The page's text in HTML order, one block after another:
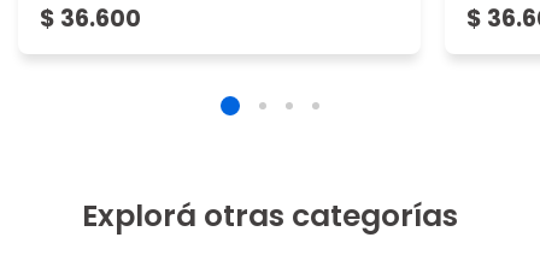
$ 36.600 $
Explorá otras categorías